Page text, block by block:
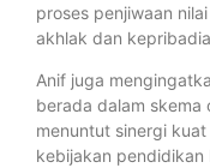
proses penjiwaan
akhlak dan
Anif juga
berada dalam skema
menuntut sinergi
kebijakan pendidikan